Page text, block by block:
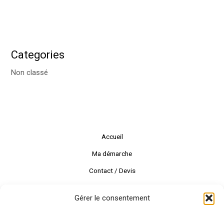
Gérer le consentement
Categories
Non classé
Accueil
Ma démarche
Contact / Devis